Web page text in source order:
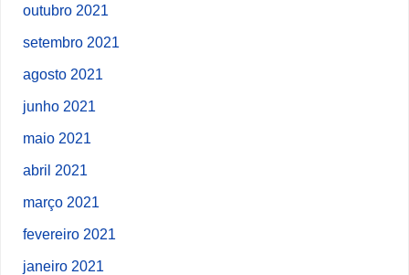
outubro 2021
setembro 2021
agosto 2021
junho 2021
maio 2021
abril 2021
março 2021
fevereiro 2021
janeiro 2021